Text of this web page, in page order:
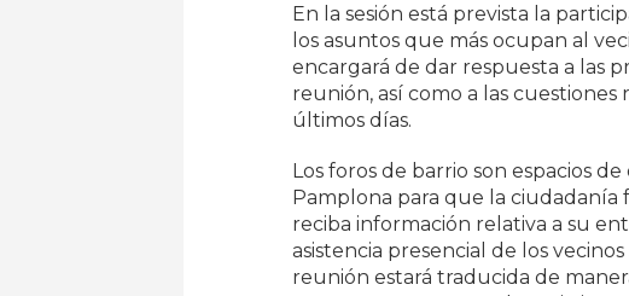
En la sesión está prevista la
los asuntos que más ocupan al
encargará de dar respuesta a las
reunión, así como a las
últimos días.
Los foros de barrio son espacios
Pamplona para que la
reciba información relativa a su
asistencia presencial de los
reunión estará traducida de